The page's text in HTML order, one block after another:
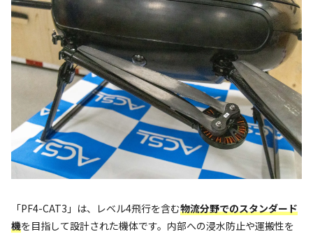
「PF4-CAT3」は、レベル4飛行を含む物流分野でのスタンダード
機を目指して設計された機体です。内部への浸水防止や運搬性を